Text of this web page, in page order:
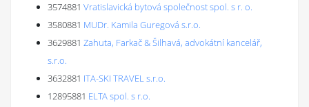
3574881 Vratislavická bytová společnost spol. s r. o.
3580881 MUDr. Kamila Guregová s.r.o.
3629881 Zahuta, Farkač & Šilhavá, advokátní kancelář,
s.r.o.
3632881 ITA-SKI TRAVEL s.r.o.
12895881 ELTA spol. s r.o.